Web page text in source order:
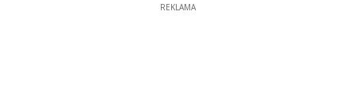
REKLAMA